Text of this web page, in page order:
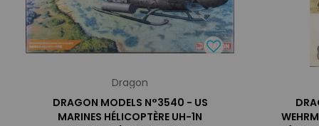
Dragon
DRAGON MODELS N°3540 - US
MARINES HÉLICOPTÈRE UH-1N